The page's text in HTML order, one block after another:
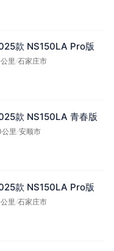
款 NS150LA Pro版
里/石家庄市
款 NS150LA 青春版
里/安顺市
款 NS150LA Pro版
里/石家庄市